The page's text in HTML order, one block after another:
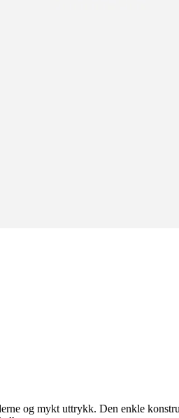
og mykt uttrykk. Den enkle